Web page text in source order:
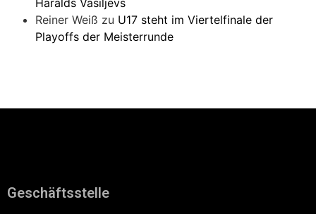
Reiner Weiß zu U17 steht im Viertelfinale der
Playoffs der Meisterrunde
Geschäftsstelle